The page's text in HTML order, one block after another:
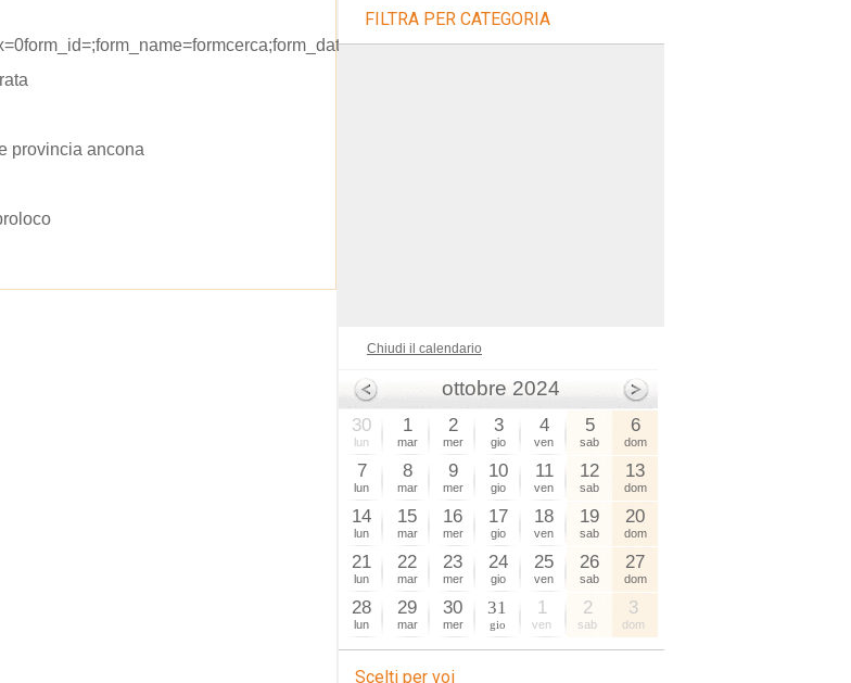
provincia ancona
FILTRA PER CATEGORIA
Chiudi il calendario
ottobre 2024
30
lun
1
mar
2
mer
3
gio
4
ven
5
sab
6
dom
7
lun
8
mar
9
mer
10
gio
11
ven
12
sab
13
dom
14
lun
15
mar
16
mer
17
gio
18
ven
19
sab
20
dom
21
lun
22
mar
23
mer
24
gio
25
ven
26
sab
27
dom
28
lun
29
mar
30
mer
31
gio
1
ven
2
sab
3
dom
Scelti per voi